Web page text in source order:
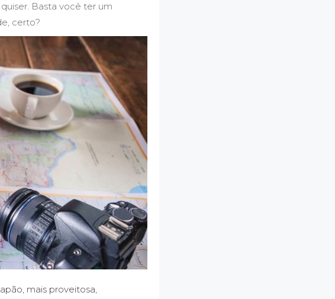
Basta você ter um
certo?
mais proveitosa,